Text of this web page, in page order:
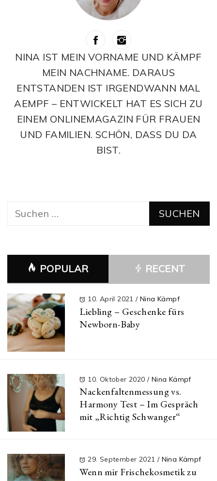
NINA IST MEIN VORNAME UND KÄMPF
MEIN NACHNAME. DARAUS
ENTSTANDEN IST IRGENDWANN MAL
AEMPF – ENTWICKELT HAT ES SICH ZU
EINEM ONLINEMAGAZIN FÜR FRAUEN
UND FAMILIEN. SCHÖN, DASS DU DA
BIST.
Suchen
POPULAR RECENT
10. April 2021/ Nina Kämpf
Liebling – Geschenke fürs
Newborn-Baby
10. Oktober 2020 / Nina Kämpf
Nackenfaltenmessung vs.
Harmony Test – Im Gespräch
mit „Richtig Schwanger“
29. September 2021 / Nina Kämpf
Wenn mir Frischekosmetik zu